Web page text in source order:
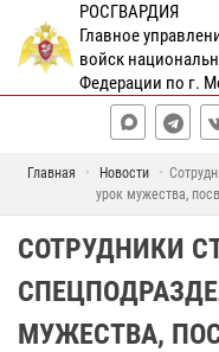
РОСГВАРДИЯ
Главное
войск
Федерации по г.
Главная Новости
урок мужества,
СОТРУДНИКИ
МУЖЕСТВА,